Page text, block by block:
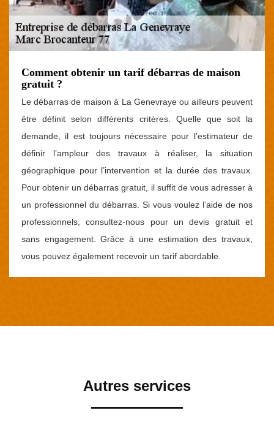
Comment obtenir un tarif débarras de maison
gratuit ?
Le débarras de maison à La Genevraye ou ailleurs peuvent
être définit selon différents critères. Quelle que soit la
demande, il est toujours nécessaire pour l’estimateur de
définir l’ampleur des travaux à réaliser, la situation
géographique pour l’intervention et la durée des travaux.
Pour obtenir un débarras gratuit, il suffit de vous adresser à
un professionnel du débarras. Si vous voulez l’aide de nos
professionnels, consultez-nous pour un devis gratuit et
sans engagement. Grâce à une estimation des travaux,
vous pouvez également recevoir un tarif abordable.
Autres services